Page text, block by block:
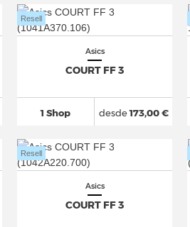
Asics
COURT FF 3
1 Shop
Resell
desde173,00 €
Asics
COURT FF 3
Resell